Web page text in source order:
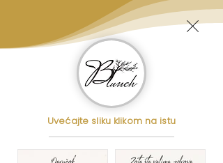
Uvećajte sliku klikom na istu